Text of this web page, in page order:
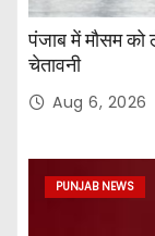
पंजाब में मौसम को
चेतावनी
Aug 6, 2026
PUNJAB NEWS